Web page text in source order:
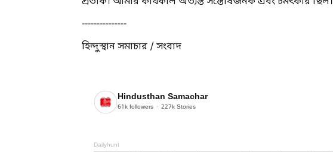
---------------
হিন্দুস্থান সমাচার / সংবাদ
Hindusthan Samachar
61k followers 227k Stories
Dailyhunt